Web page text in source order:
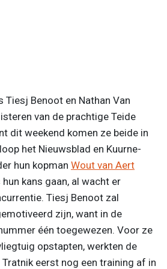
Benoot en Nathan Van
van de prachtige Teide
dit weekend komen ze beide in
het Nieuwsblad en Kuurne-
hun kopman Wout van Aert
kans gaan, al wacht er
Tiesj Benoot zal
zijn, want in de
één toegewezen. Voor ze
opstapten, werkten de
eerst nog een training af in